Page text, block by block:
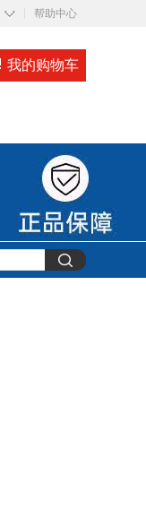
◇ 帮助中心
我的购物车